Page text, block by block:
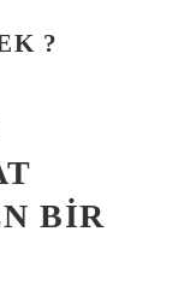
?
BIR